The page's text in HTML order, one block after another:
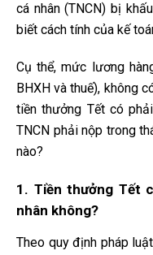
cá nhân (TNCN) bị
biết cách tính của kế
Cụ thể, mức lương
BHXH và thuế), không
tiền thưởng Tết có
TNCN phải nộp trong
nào?
1. Tiền thưởng Tết
nhân không?
Theo quy định pháp